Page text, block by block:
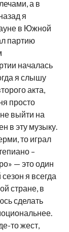
а в
я
в Южной
партию
началась
я слышу
акта,
просто
выйти на
в эту музыку.
то играл
–
— это один
я всегда
стране, в
сделать
то жест,